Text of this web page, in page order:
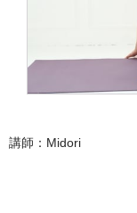
講師：Midori